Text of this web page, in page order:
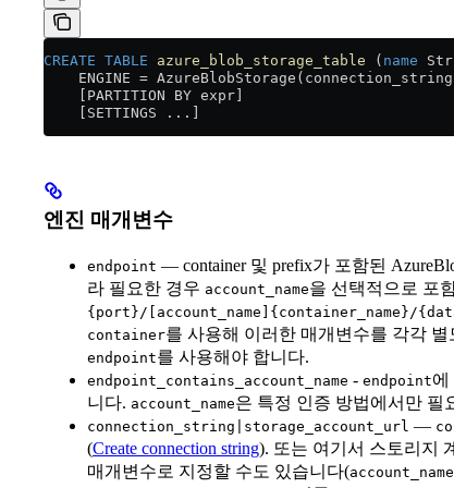
CREATE TABLE azure_blob_storage_table ( name
    ENGINE
=
    [PARTITION BY expr]
    [SETTINGS ...]
엔진 매개변수
endpoint — container 및 prefix가 포함된
라 필요한 경우 account_name을 선택적으로 포
{port}/[account_name]{container_name}/
container를 사용해 이러한 매개변수를 각각
endpoint를 사용해야 합니다.
endpoint_contains_account_name - endpoint에
니다. account_name은 특정 인증 방법에서만 필
connection_string|storage_account_url —
(Create connection string). 또는 여기서 스토리지
매개변수로 지정할 수도 있습니다(account_name